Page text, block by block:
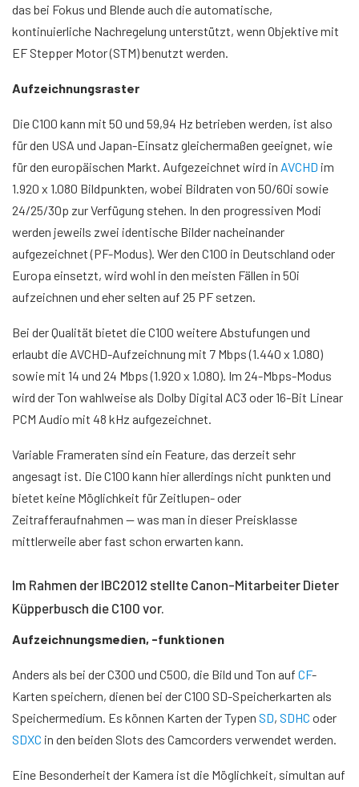
das bei Fokus und Blende auch die automatische,
kontinuierliche Nachregelung unterstützt, wenn Objektive mit
EF Stepper Motor (STM) benutzt werden.
Aufzeichnungsraster
Die C100 kann mit 50 und 59,94 Hz betrieben werden, ist also
für den USA und Japan-Einsatz gleichermaßen geeignet, wie
für den europäischen Markt. Aufgezeichnet wird in AVCHD im
1.920 x 1.080 Bildpunkten, wobei Bildraten von 50/60i sowie
24/25/30p zur Verfügung stehen. In den progressiven Modi
werden jeweils zwei identische Bilder nacheinander
aufgezeichnet (PF-Modus). Wer den C100 in Deutschland oder
Europa einsetzt, wird wohl in den meisten Fällen in 50i
aufzeichnen und eher selten auf 25 PF setzen.
Bei der Qualität bietet die C100 weitere Abstufungen und
erlaubt die AVCHD-Aufzeichnung mit 7 Mbps (1.440 x 1.080)
sowie mit 14 und 24 Mbps (1.920 x 1.080). Im 24-Mbps-Modus
wird der Ton wahlweise als Dolby Digital AC3 oder 16-Bit Linear
PCM Audio mit 48 kHz aufgezeichnet.
Variable Frameraten sind ein Feature, das derzeit sehr
angesagt ist. Die C100 kann hier allerdings nicht punkten und
bietet keine Möglichkeit für Zeitlupen- oder
Zeitrafferaufnahmen — was man in dieser Preisklasse
mittlerweile aber fast schon erwarten kann.
Video von YouTube laden. Mit dem Laden akzeptieren Sie YouTube-
Im Rahmen der IBC2012 stellte Canon-Mitarbeiter Dieter
Küpperbusch die C100 vor.
Aufzeichnungsmedien, -funktionen
Anders als bei der C300 und C500, die Bild und Ton auf CF-
Karten speichern, dienen bei der C100 SD-Speicherkarten als
Speichermedium. Es können Karten der Typen SD, SDHC oder
SDXC in den beiden Slots des Camcorders verwendet werden.
Eine Besonderheit der Kamera ist die Möglichkeit, simultan auf